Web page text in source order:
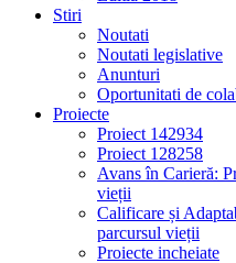
Stiri
Noutati
Noutati legislative
Anunturi
Oportunitati de
Proiecte
Proiect 142934
Proiect 128258
Avans în Carieră:
vieții
Calificare și
parcursul vieții
Proiecte incheiate